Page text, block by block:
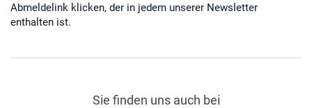
Abmeldelink klicken, der in jedem unserer Newsletter
enthalten ist.
Sie finden uns auch bei